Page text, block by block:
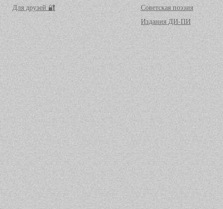
Для друзей 🔐
Советская поэзия
Издания ДИ-ПИ